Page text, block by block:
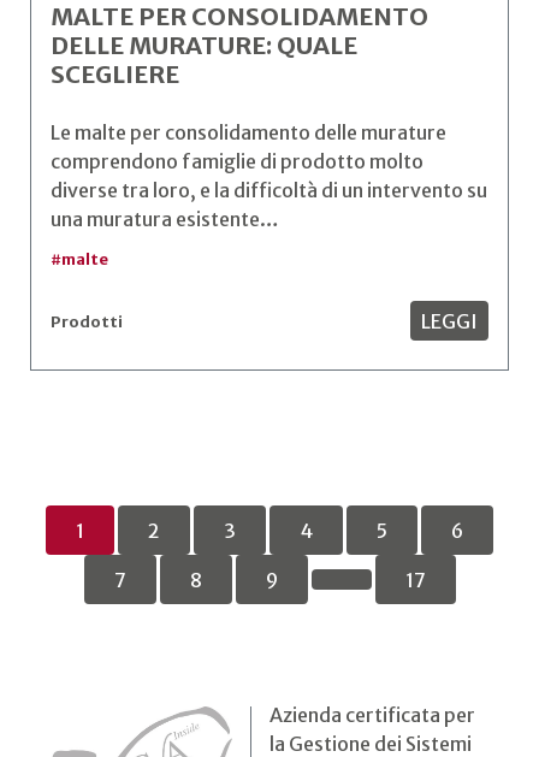
MALTE PER CONSOLIDAMENTO
DELLE MURATURE: QUALE
SCEGLIERE
Le malte per consolidamento delle murature
comprendono famiglie di prodotto molto
diverse tra loro, e la difficoltà di un intervento su
una muratura esistente…
#malte
Prodotti LEGGI
1 2 3 4 5 6
7 8 9 17
Azienda certificata per
la Gestione dei Sistemi